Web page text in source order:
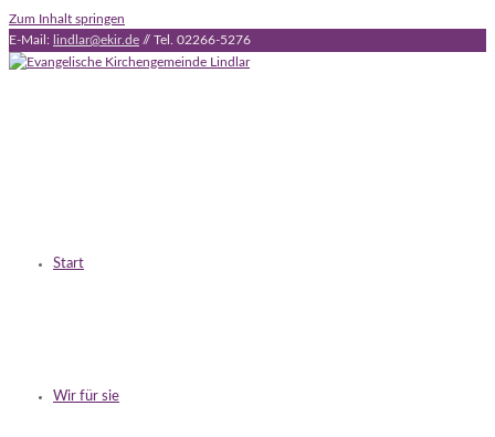
Zum Inhalt springen
E-Mail: lindlar@ekir.de // Tel. 02266-5276
Start
Wir für sie